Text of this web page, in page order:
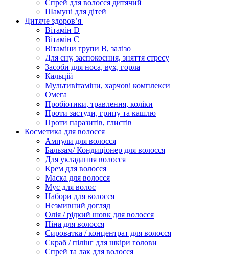
Спрей для волосся дитячий
Шамуні для дітей
Дитяче здоров’я
Вітамін D
Вітамін С
Вітаміни групи В, залізо
Для сну, заспокоєння, зняття стресу
Засоби для носа, вух, горла
Кальцій
Мультивітаміни, харчові комплекси
Омега
Пробіотики, травлення, коліки
Проти застуди, грипу та кашлю
Проти паразитів, глистів
Косметика для волосся
Ампули для волосся
Бальзам/ Кондиціонер для волосся
Для укладання волосся
Крем для волосся
Маска для волосся
Мус для волос
Набори для волосся
Незмивний догляд
Олія / рідкий шовк для волосся
Піна для волосся
Сироватка / концентрат для волосся
Скраб / пілінг для шкіри голови
Спрей та лак для волосся